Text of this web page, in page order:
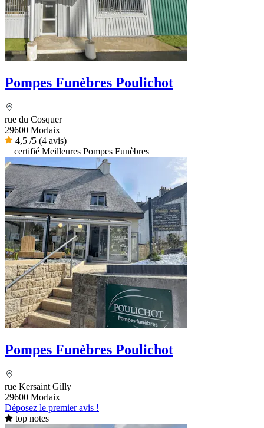
Pompes Funèbres Poulichot
rue du Cosquer
29600 Morlaix
4,5 /5 (4 avis)
certifié Meilleures Pompes Funèbres
Pompes Funèbres Poulichot
rue Kersaint Gilly
29600 Morlaix
Déposez le premier avis !
top notes